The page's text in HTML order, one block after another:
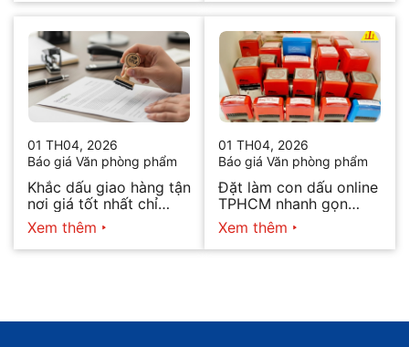
01 TH04, 2026
Báo giá Văn phòng phẩm
Khắc dấu giao hàng tận
nơi giá tốt nhất chỉ
hôm nay
Xem thêm
01 TH04, 2026
Báo giá Văn phòng phẩm
Đặt làm con dấu online
TPHCM nhanh gọn
2026
Xem thêm